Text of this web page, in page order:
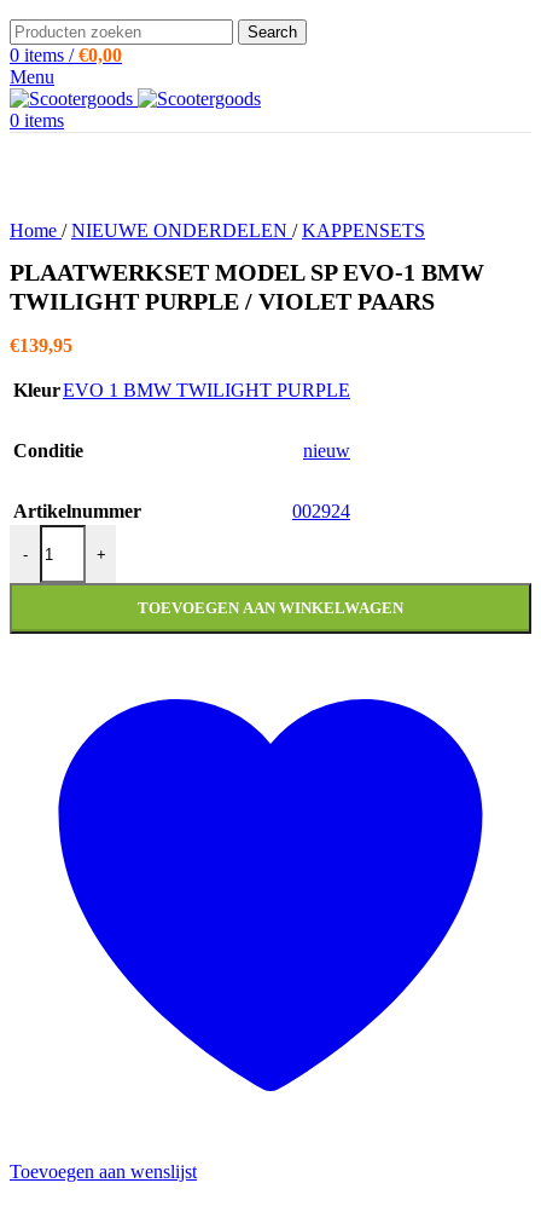
Search
0 items / €0,00
Menu
0 items
Home / NIEUWE ONDERDELEN / KAPPENSETS
PLAATWERKSET MODEL SP EVO-1 BMW
TWILIGHT PURPLE / VIOLET PAARS
€139,95
KleurEVO 1 BMW TWILIGHT PURPLE
Conditie nieuw
Artikelnummer 002924
-
PLAATWERKSET MODEL SP EVO-1 BMW TWILIGHT
+
TOEVOEGEN AAN WINKELWAGEN
Toevoegen aan wenslijst